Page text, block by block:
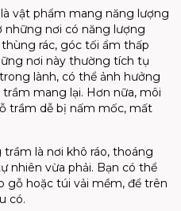
vật phẩm mang năng lượng
những nơi có năng lượng
rác, góc tối ẩm thấp
nơi này thường tích tụ
lành, có thể ảnh hưởng
mang lại. Hơn nữa, môi
trầm dễ bị nấm mốc, mất
là nơi khô ráo, thoáng
nhiên vừa phải. Bạn có thể
hoặc túi vải mềm, để trên
có.